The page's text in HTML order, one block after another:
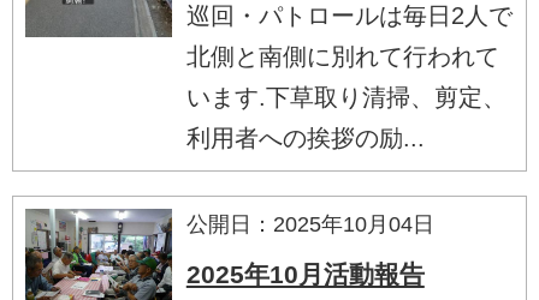
巡回・パトロールは毎日2人で
北側と南側に別れて行われて
います.下草取り清掃、剪定、
利用者への挨拶の励...
公開日：2025年10月04日
2025年10月活動報告